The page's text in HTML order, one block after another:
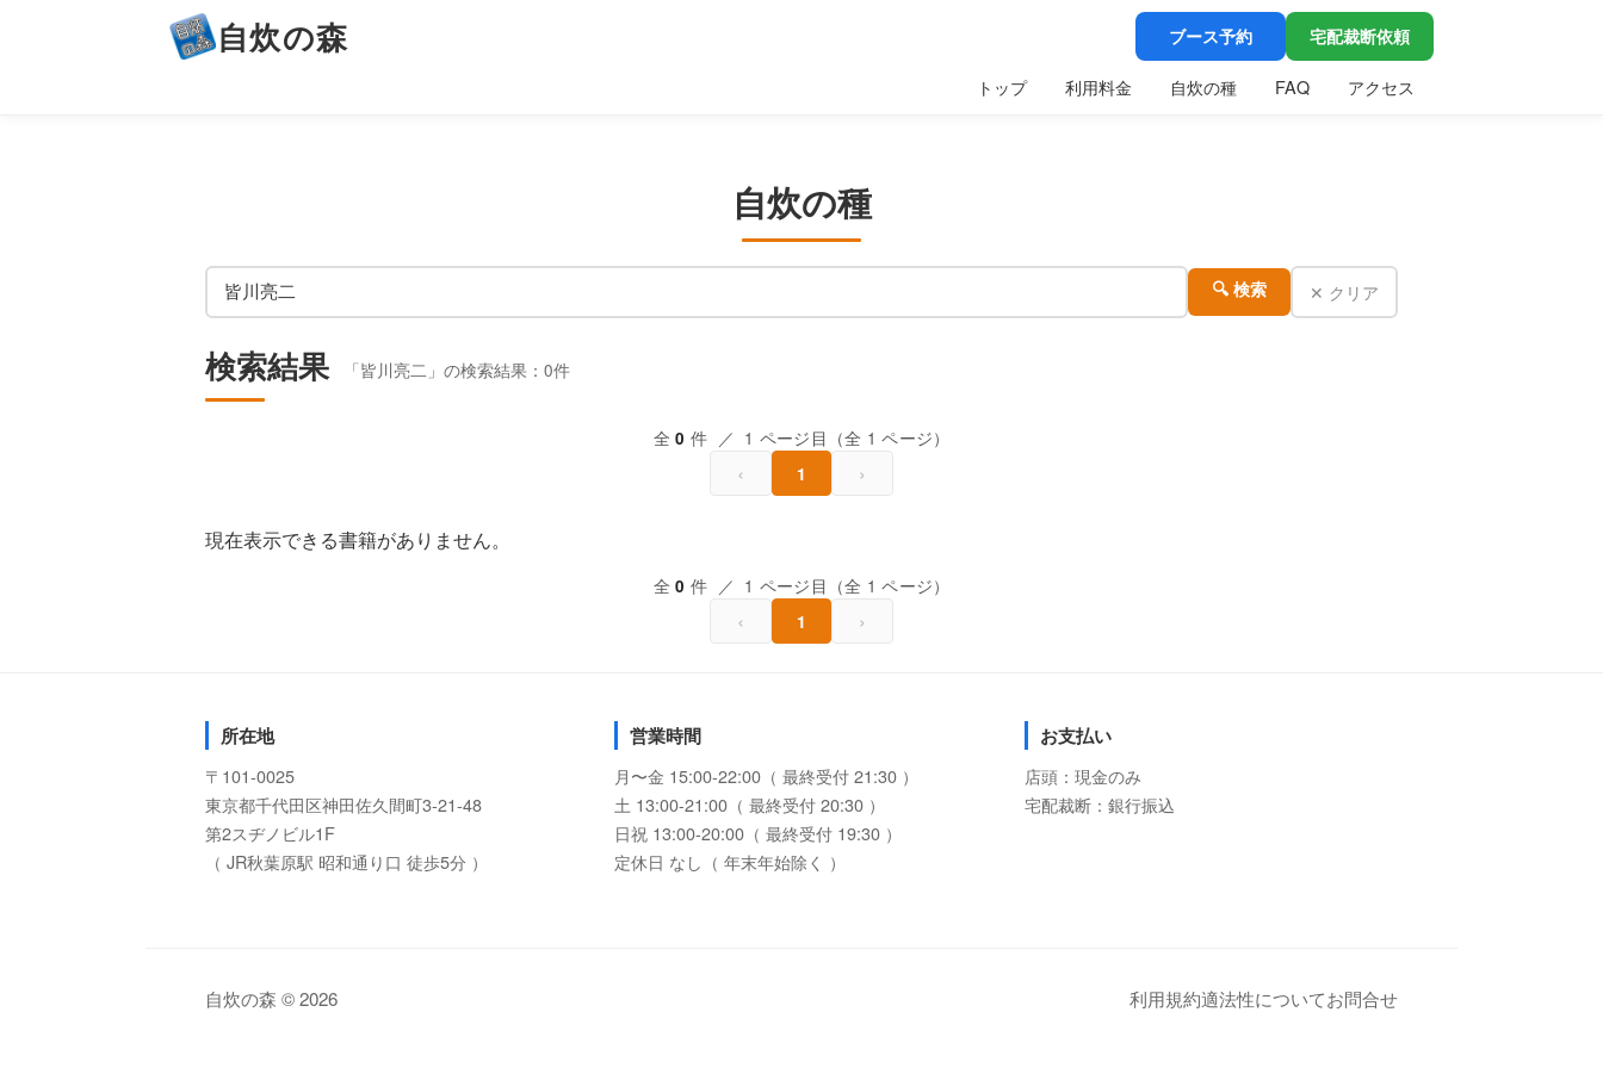
自炊の森 ブース予約 宅配裁断依頼
トップ 利用料金 自炊の種 FAQ アクセス
自炊の種
🔍 検索 ✕ クリア
検索結果 「皆川亮二」の検索結果：0件
全0 件 ／ 1 ページ目（全 1 ページ）
‹ 1 ›
現在表示できる書籍がありません。
全0 件 ／ 1 ページ目（全 1 ページ）
‹ 1 ›
所在地
〒101-0025
東京都千代田区神田佐久間町3-21-48
第2スヂノビル1F
（ JR秋葉原駅 昭和通り口 徒歩5分 ）
営業時間
月〜金 15:00-22:00（ 最終受付 21:30 ）
土 13:00-21:00（ 最終受付 20:30 ）
日祝 13:00-20:00（ 最終受付 19:30 ）
定休日 なし（ 年末年始除く ）
お支払い
店頭：現金のみ
宅配裁断：銀行振込
自炊の森 © 2026 利用規約適法性についてお問合せ